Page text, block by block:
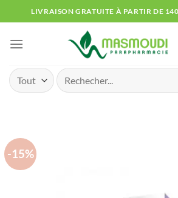
au
contenu
LIVRAISON GRATUITE À PARTIR DE
Recherche
pour :
-15%